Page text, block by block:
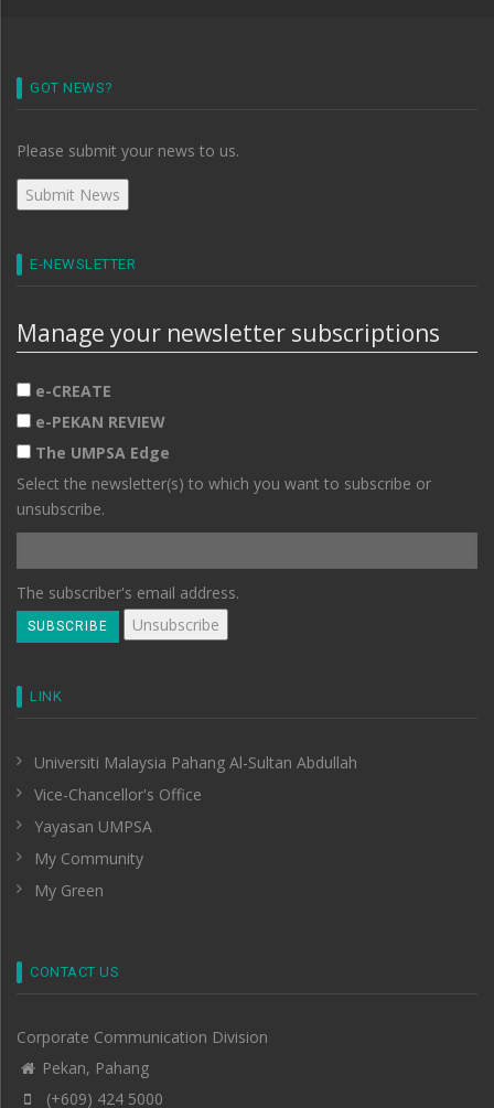
GOT NEWS?
Please submit your news to us.
E-NEWSLETTER
Manage your newsletter subscriptions
e-CREATE
e-PEKAN REVIEW
The UMPSA Edge
Select the newsletter(s) to which you want to subscribe or
unsubscribe.
The subscriber's email address.
LINK
Universiti Malaysia Pahang Al-Sultan Abdullah
Vice-Chancellor's Office
Yayasan UMPSA
My Community
My Green
CONTACT US
Corporate Communication Division
Pekan, Pahang
(+609) 424 5000